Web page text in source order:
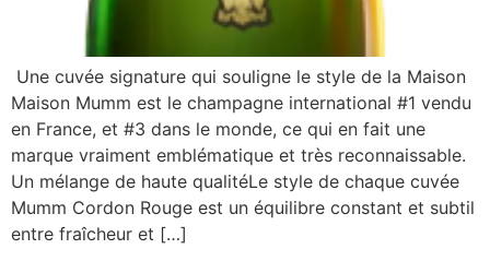
Une cuvée signature qui souligne le style de la Maison
Maison Mumm est le champagne international #1 vendu
en France, et #3 dans le monde, ce qui en fait une
marque vraiment emblématique et très reconnaissable.
Un mélange de haute qualitéLe style de chaque cuvée
Mumm Cordon Rouge est un équilibre constant et subtil
entre fraîcheur et […]